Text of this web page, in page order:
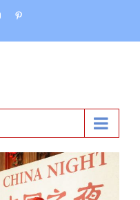
Instagram